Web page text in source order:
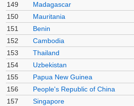
149
Madagascar
150
Mauritania
151
Benin
152
Cambodia
153
Thailand
154
Uzbekistan
155
Papua New Guinea
156
People's Republic of China
157
Singapore